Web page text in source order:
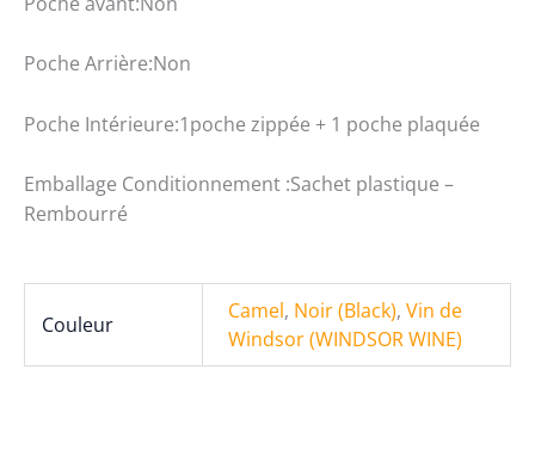
Poche Arrière:Non
Poche Intérieure:1poche zippée + 1 poche plaquée
Emballage Conditionnement :Sachet plastique –
Rembourré
Couleur
Camel, Noir (Black),Vin de
Windsor (WINDSOR WINE)